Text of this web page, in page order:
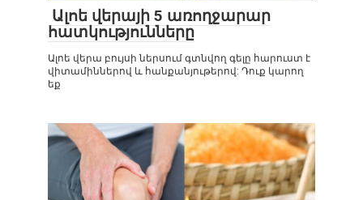
Ալոե վերայի 5 առողջարար
հատկությունները
Ալոե վերա բույսի ներսում գտնվող գելը հարուստ է
վիտամիններով և հանքանյութերով: Դուք կարող
եք